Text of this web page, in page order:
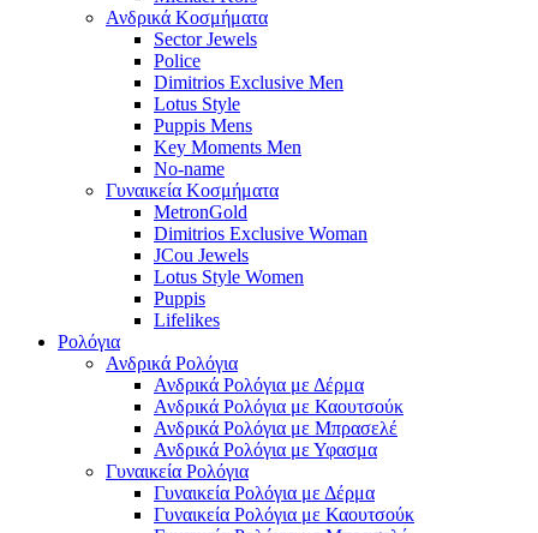
Ανδρικά Κοσμήματα
Sector Jewels
Police
Dimitrios Exclusive Men
Lotus Style
Puppis Mens
Key Moments Men
No-name
Γυναικεία Κοσμήματα
MetronGold
Dimitrios Exclusive Woman
JCou Jewels
Lotus Style Women
Puppis
Lifelikes
Ρολόγια
Ανδρικά Ρολόγια
Ανδρικά Ρολόγια με Δέρμα
Ανδρικά Ρολόγια με Καουτσούκ
Ανδρικά Ρολόγια με Μπρασελέ
Ανδρικά Ρολόγια με Υφασμα
Γυναικεία Ρολόγια
Γυναικεία Ρολόγια με Δέρμα
Γυναικεία Ρολόγια με Καουτσούκ